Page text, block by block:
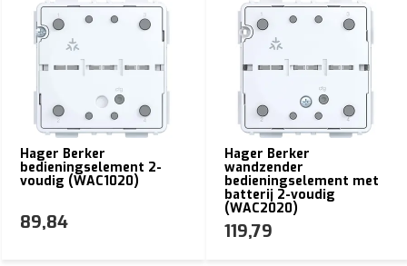
Hager Berker
bedieningselement 2-
voudig (WAC1020)
89,84
Hager Berker
wandzender
bedieningselement met
batterij 2-voudig
(WAC2020)
119,79